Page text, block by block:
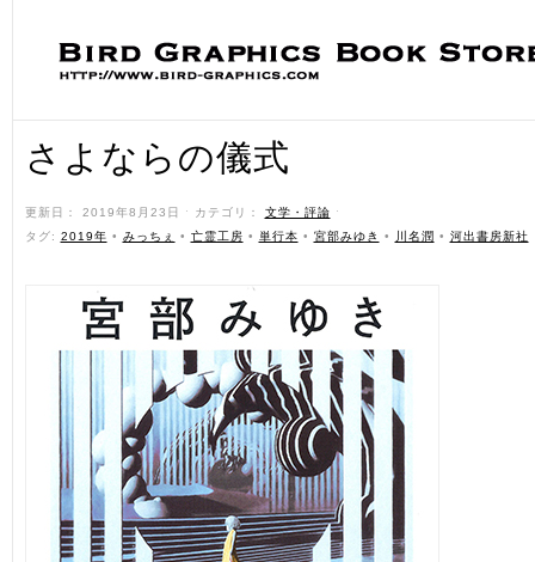
さよならの儀式
更新日： 2019年8月23日 ˑ カテゴリ： 文学・評論 ˑ
タグ: 2019年 • みっちぇ • 亡霊工房 • 単行本 • 宮部みゆき • 川名潤 • 河出書房新社